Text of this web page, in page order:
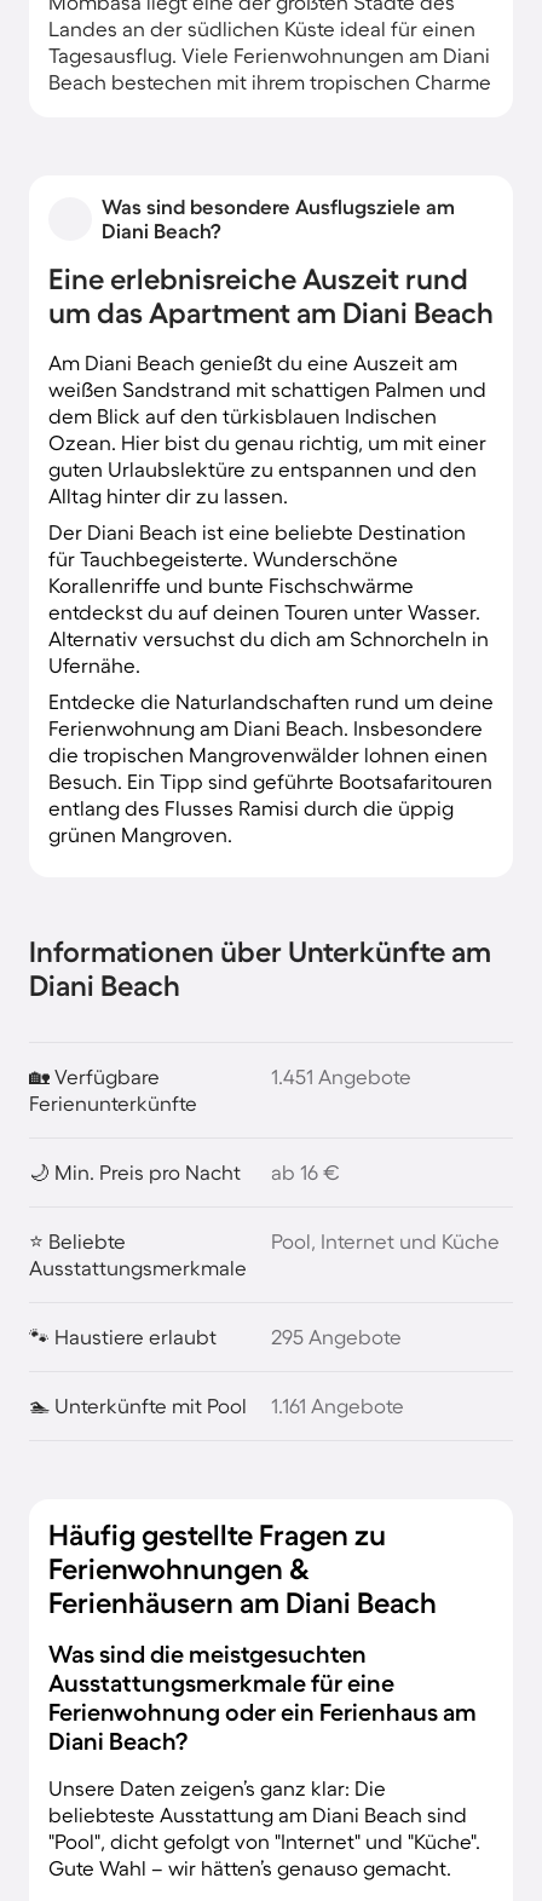
Landes an der südlichen Küste ideal für einen
Tagesausflug. Viele Ferienwohnungen am Diani
Beach bestechen mit ihrem tropischen Charme
Was sind besondere Ausflugsziele am
Diani Beach?
Eine erlebnisreiche Auszeit rund
um das Apartment am Diani Beach
Am Diani Beach genießt du eine Auszeit am
weißen Sandstrand mit schattigen Palmen und
dem Blick auf den türkisblauen Indischen
Ozean. Hier bist du genau richtig, um mit einer
guten Urlaubslektüre zu entspannen und den
Alltag hinter dir zu lassen.
Der Diani Beach ist eine beliebte Destination
für Tauchbegeisterte. Wunderschöne
Korallenriffe und bunte Fischschwärme
entdeckst du auf deinen Touren unter Wasser.
Alternativ versuchst du dich am Schnorcheln in
Ufernähe.
Entdecke die Naturlandschaften rund um deine
Ferienwohnung am Diani Beach. Insbesondere
die tropischen Mangrovenwälder lohnen einen
Besuch. Ein Tipp sind geführte Bootsafaritouren
entlang des Flusses Ramisi durch die üppig
grünen Mangroven.
Informationen über Unterkünfte am
Diani Beach
🏡 Verfügbare
Ferienunterkünfte
1.451 Angebote
🌙 Min. Preis pro Nacht ab 16 €
⭐ Beliebte
Ausstattungsmerkmale
Pool, Internet und Küche
🐾 Haustiere erlaubt 295 Angebote
🏊 Unterkünfte mit Pool 1.161 Angebote
Häufig gestellte Fragen zu
Ferienwohnungen &
Ferienhäusern am Diani Beach
Was sind die meistgesuchten
Ausstattungsmerkmale für eine
Ferienwohnung oder ein Ferienhaus am
Diani Beach?
Unsere Daten zeigen’s ganz klar: Die
beliebteste Ausstattung am Diani Beach sind
"Pool", dicht gefolgt von "Internet" und "Küche".
Gute Wahl – wir hätten’s genauso gemacht.